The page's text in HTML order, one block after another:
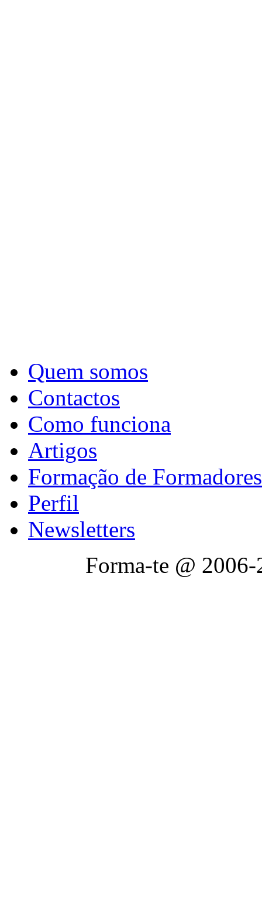
Quem somos
Contactos
Como funciona
Artigos
Formação de Formadores
Perfil
Newsletters
Forma-te @